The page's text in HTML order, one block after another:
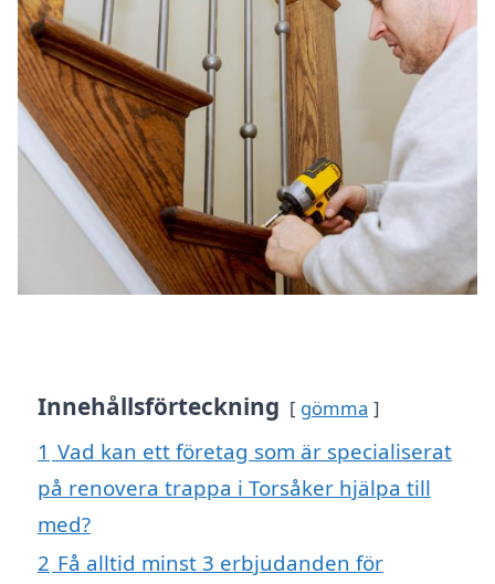
Innehållsförteckning gömma
1 Vad kan ett företag som är specialiserat
på renovera trappa i Torsåker hjälpa till
med?
2 Få alltid minst 3 erbjudanden för